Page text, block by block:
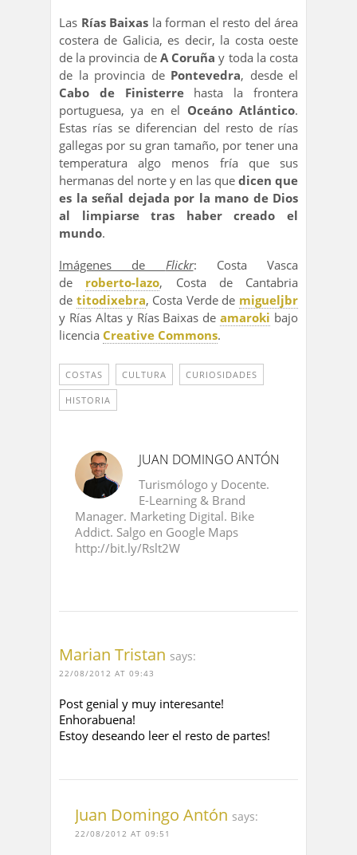
Las Rías Baixas la forman el resto del área
costera de Galicia, es decir, la costa oeste
de la provincia de A Coruña y toda la costa
de la provincia de Pontevedra, desde el
Cabo de Finisterrehasta la frontera
portuguesa, ya en el Oceáno Atlántico.
Estas rías se diferencian del resto de rías
gallegas por su gran tamaño, por tener una
temperatura algo menos fría que sus
hermanas del norte y en las que dicen que
es la señal dejada por la mano de Dios
al limpiarse tras haber creado el
mundo.
Imágenes de Flickr: Costa Vasca
de roberto-lazo, Costa de Cantabria
de titodixebra, Costa Verde de migueljbr
y Rías Altas y Rías Baixas deamaroki bajo
licencia Creative Commons.
COSTAS CULTURA CURIOSIDADES
HISTORIA
JUAN DOMINGO ANTÓN
Turismólogo y Docente.
E-Learning & Brand
Manager. Marketing Digital. Bike
Addict. Salgo en Google Maps
http://bit.ly/Rslt2W
Marian Tristan says:
22/08/2012 AT 09:43
Post genial y muy interesante!
Enhorabuena!
Estoy deseando leer el resto de partes!
Juan Domingo Antón says:
22/08/2012 AT 09:51